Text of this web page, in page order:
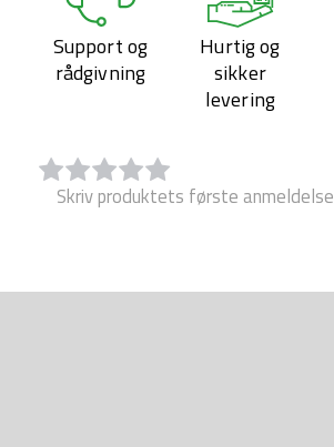
Support og
rådgivning
Hurtig og
sikker
levering
Skriv produktets første anmeldelse